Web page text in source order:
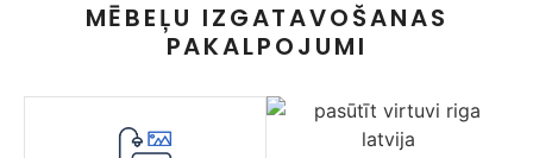
MĒBEĻU IZGATAVOŠANAS
PAKALPOJUMI